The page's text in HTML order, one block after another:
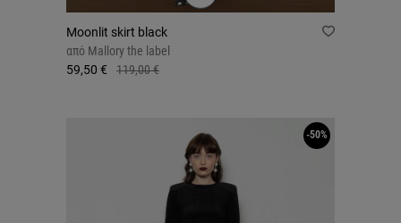
Moonlit skirt black
από Mallory the label
59,50 €
119,00 €
-50%